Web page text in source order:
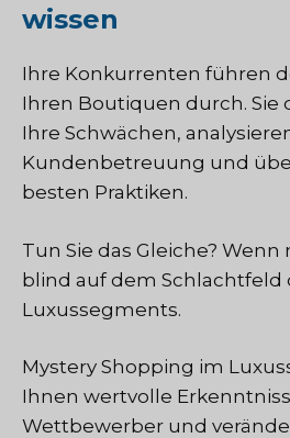
wissen
Ihre Konkurrenten führen
Ihren Boutiquen durch. Sie
Ihre Schwächen,
Kundenbetreuung und
besten Praktiken.
Tun Sie das Gleiche?
blind auf dem Schlachtfeld
Luxussegments.
Mystery Shopping im
Ihnen wertvolle
Wettbewerber und